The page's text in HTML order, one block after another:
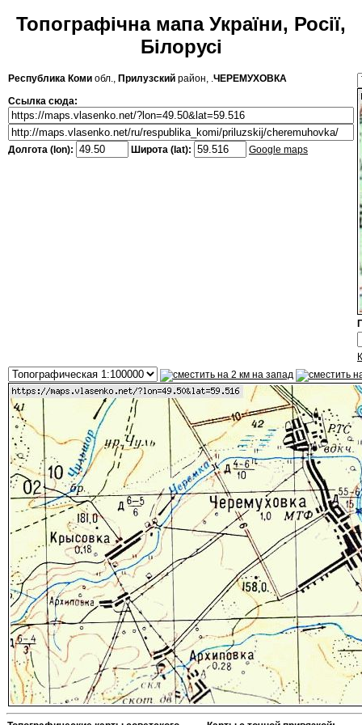
Топографічна мапа України, Росії,
Білорусі
Республика Коми обл., Прилузский район, .ЧЕРЕМУХОВКА
Ссылка сюда:
Долгота (lon): Широта (lat): Google maps